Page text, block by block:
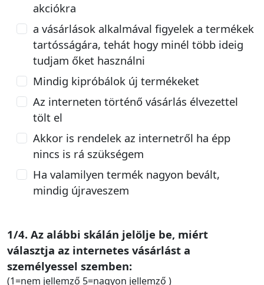
akciókra
a vásárlások alkalmával figyelek a termékek
tartósságára, tehát hogy minél több ideig
tudjam őket használni
Mindig kipróbálok új termékeket
Az interneten történő vásárlás élvezettel
tölt el
Akkor is rendelek az internetről ha épp
nincs is rá szükségem
Ha valamilyen termék nagyon bevált,
mindig újraveszem
1/4. Az alábbi skálán jelölje be, miért
választja az internetes vásárlást a
személyessel szemben:
(1=nem jellemző 5=nagyon jellemző )